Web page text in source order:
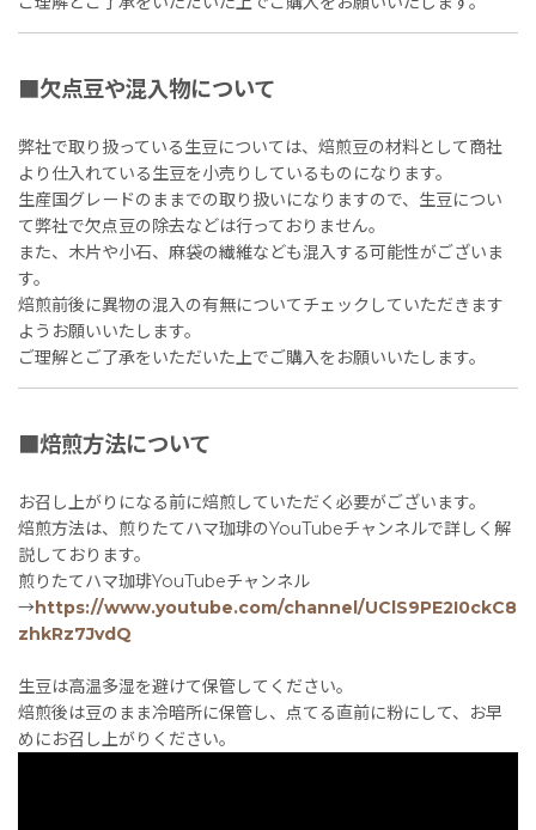
■欠点豆や混入物について
弊社で取り扱っている生豆については、焙煎豆の材料として商社
より仕入れている生豆を小売りしているものになります。
生産国グレードのままでの取り扱いになりますので、生豆につい
て弊社で欠点豆の除去などは行っておりません。
また、木片や小石、麻袋の繊維なども混入する可能性がございま
す。
焙煎前後に異物の混入の有無についてチェックしていただきます
ようお願いいたします。
ご理解とご了承をいただいた上でご購入をお願いいたします。
■焙煎方法について
お召し上がりになる前に焙煎していただく必要がございます。
焙煎方法は、煎りたてハマ珈琲のYouTubeチャンネルで詳しく解
説しております。
煎りたてハマ珈琲YouTubeチャンネル
→https://www.youtube.com/channel/UClS9PE2I0ckC8
zhkRz7JvdQ
生豆は高温多湿を避けて保管してください。
焙煎後は豆のまま冷暗所に保管し、点てる直前に粉にして、お早
めにお召し上がりください。